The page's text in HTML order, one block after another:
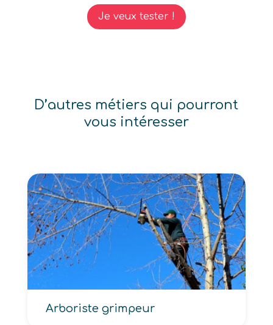
Je veux tester !
D’autres métiers qui pourront
vous intéresser
Arboriste grimpeur